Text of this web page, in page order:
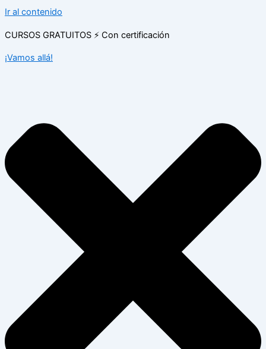
Ir al contenido
CURSOS GRATUITOS ⚡ Con certificación
¡Vamos allá!